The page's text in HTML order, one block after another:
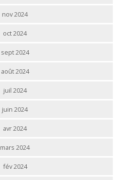
nov 2024
oct 2024
sept 2024
août 2024
juil 2024
juin 2024
avr 2024
mars 2024
fév 2024